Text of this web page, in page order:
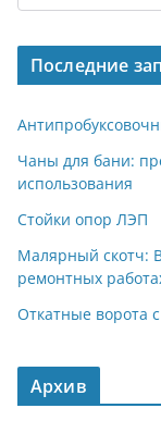
Последние
Чаны для бани:
использования
Стойки опор ЛЭП
Малярный скотч:
ремонтных
Откатные ворота
Архив